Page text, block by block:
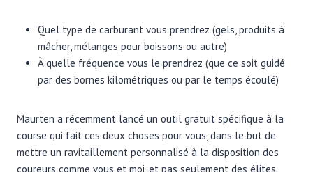
Quel type de carburant vous prendrez (gels, produits à
mâcher, mélanges pour boissons ou autre)
À quelle fréquence vous le prendrez (que ce soit guidé
par des bornes kilométriques ou par le temps écoulé)
Maurten a récemment lancé un outil gratuit spécifique à la
course qui fait ces deux choses pour vous, dans le but de
mettre un ravitaillement personnalisé à la disposition des
coureurs comme vous et moi, et pas seulement des élites.